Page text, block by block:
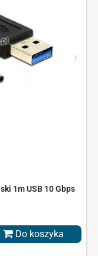
1m USB 10 Gbps
Do koszyka